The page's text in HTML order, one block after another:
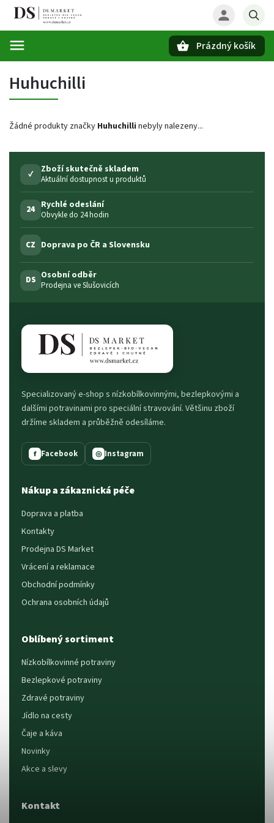
Prázdný košík
Huhuchilli
Žádné produkty značky Huhuchilli nebyly nalezeny...
✓ Zboží skutečně skladem
Aktuální dostupnost u produktů
24 Rychlé odeslání
Obvykle do 24 hodin
CZ Doprava po ČR a Slovensku
DS Osobní odběr
Prodejna ve Slušovicích
Specializovaný e-shop s nízkobílkovinnými, bezlepkovými a
dalšími potravinami pro speciální stravování. Většinu zboží
držíme skladem a průběžně odesíláme.
f Facebook ◎ Instagram
Nákup a zákaznická péče
Doprava a platba
Kontakty
Prodejna DS Market
Vrácení a reklamace
Obchodní podmínky
Ochrana osobních údajů
Oblíbený sortiment
Nízkobílkovinné potraviny
Bezlepkové potraviny
Zdravé potraviny
Jídlo na cesty
Čaje a káva
Novinky
Akce a slevy
Kontakt